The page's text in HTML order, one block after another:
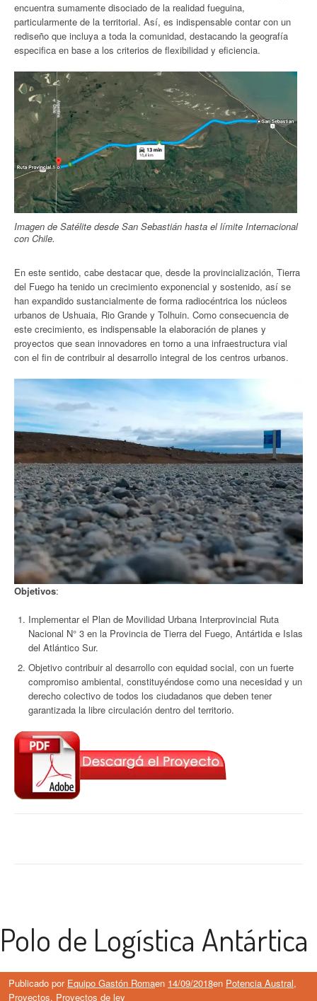
encuentra sumamente disociado de la realidad fueguina,
particularmente de la territorial. Así, es indispensable contar con un
rediseño que incluya a toda la comunidad, destacando la geografía
especifica en base a los criterios de flexibilidad y eficiencia.
Imagen de Satélite desde San Sebastián hasta el límite Internacional
con Chile.
En este sentido, cabe destacar que, desde la provincialización, Tierra
del Fuego ha tenido un crecimiento exponencial y sostenido, así se
han expandido sustancialmente de forma radiocéntrica los núcleos
urbanos de Ushuaia, Rio Grande y Tolhuin. Como consecuencia de
este crecimiento, es indispensable la elaboración de planes y
proyectos que sean innovadores en torno a una infraestructura vial
con el fin de contribuir al desarrollo integral de los centros urbanos.
Objetivos:
Implementar el Plan de Movilidad Urbana Interprovincial Ruta
Nacional N° 3 en la Provincia de Tierra del Fuego, Antártida e Islas
del Atlántico Sur.
Objetivo contribuir al desarrollo con equidad social, con un fuerte
compromiso ambiental, constituyéndose como una necesidad y un
derecho colectivo de todos los ciudadanos que deben tener
garantizada la libre circulación dentro del territorio.
Polo de Logística Antártica
Publicado por Equipo Gastón Romaen 14/09/2018en Potencia Austral,
Proyectos, Proyectos de ley